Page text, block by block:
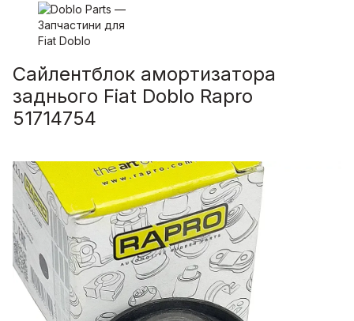
Сайлентблок амортизатора
заднього Fiat Doblo Rapro
51714754